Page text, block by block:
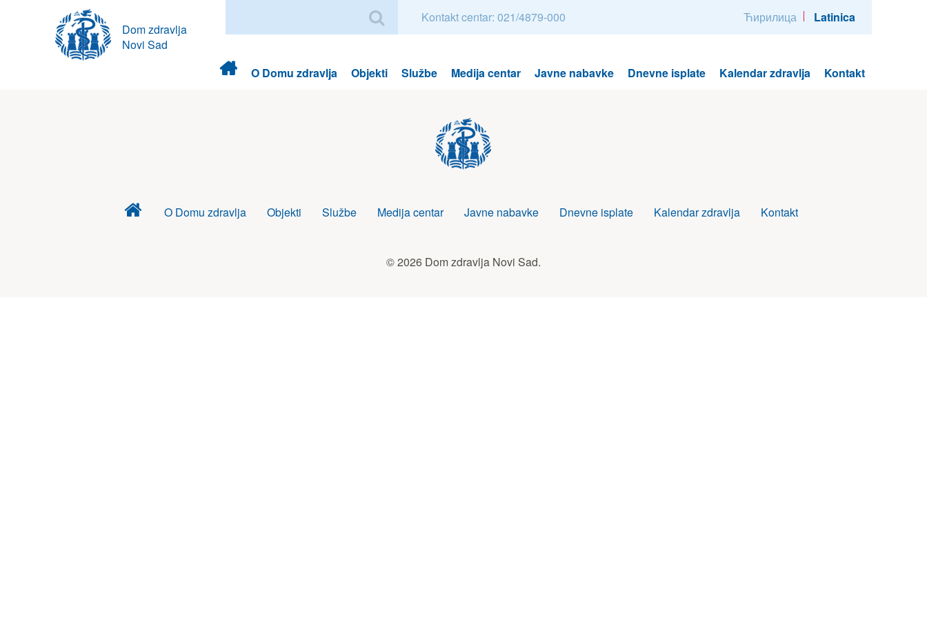
Dom zdravlja
Novi Sad
Kontakt centar: 021/4879-000 Ћирилица Latinica
Dom
zdravlja
O Domu zdravlja Objekti Službe Medija centar Javne nabavke Dnevne isplate Kalendar zdravlja Kontakt
Dom
O Domu zdravlja Objekti Službe Medija centar Javne nabavke Dnevne isplate Kalendar zdravlja Kontakt
© 2026 Dom zdravlja Novi Sad.